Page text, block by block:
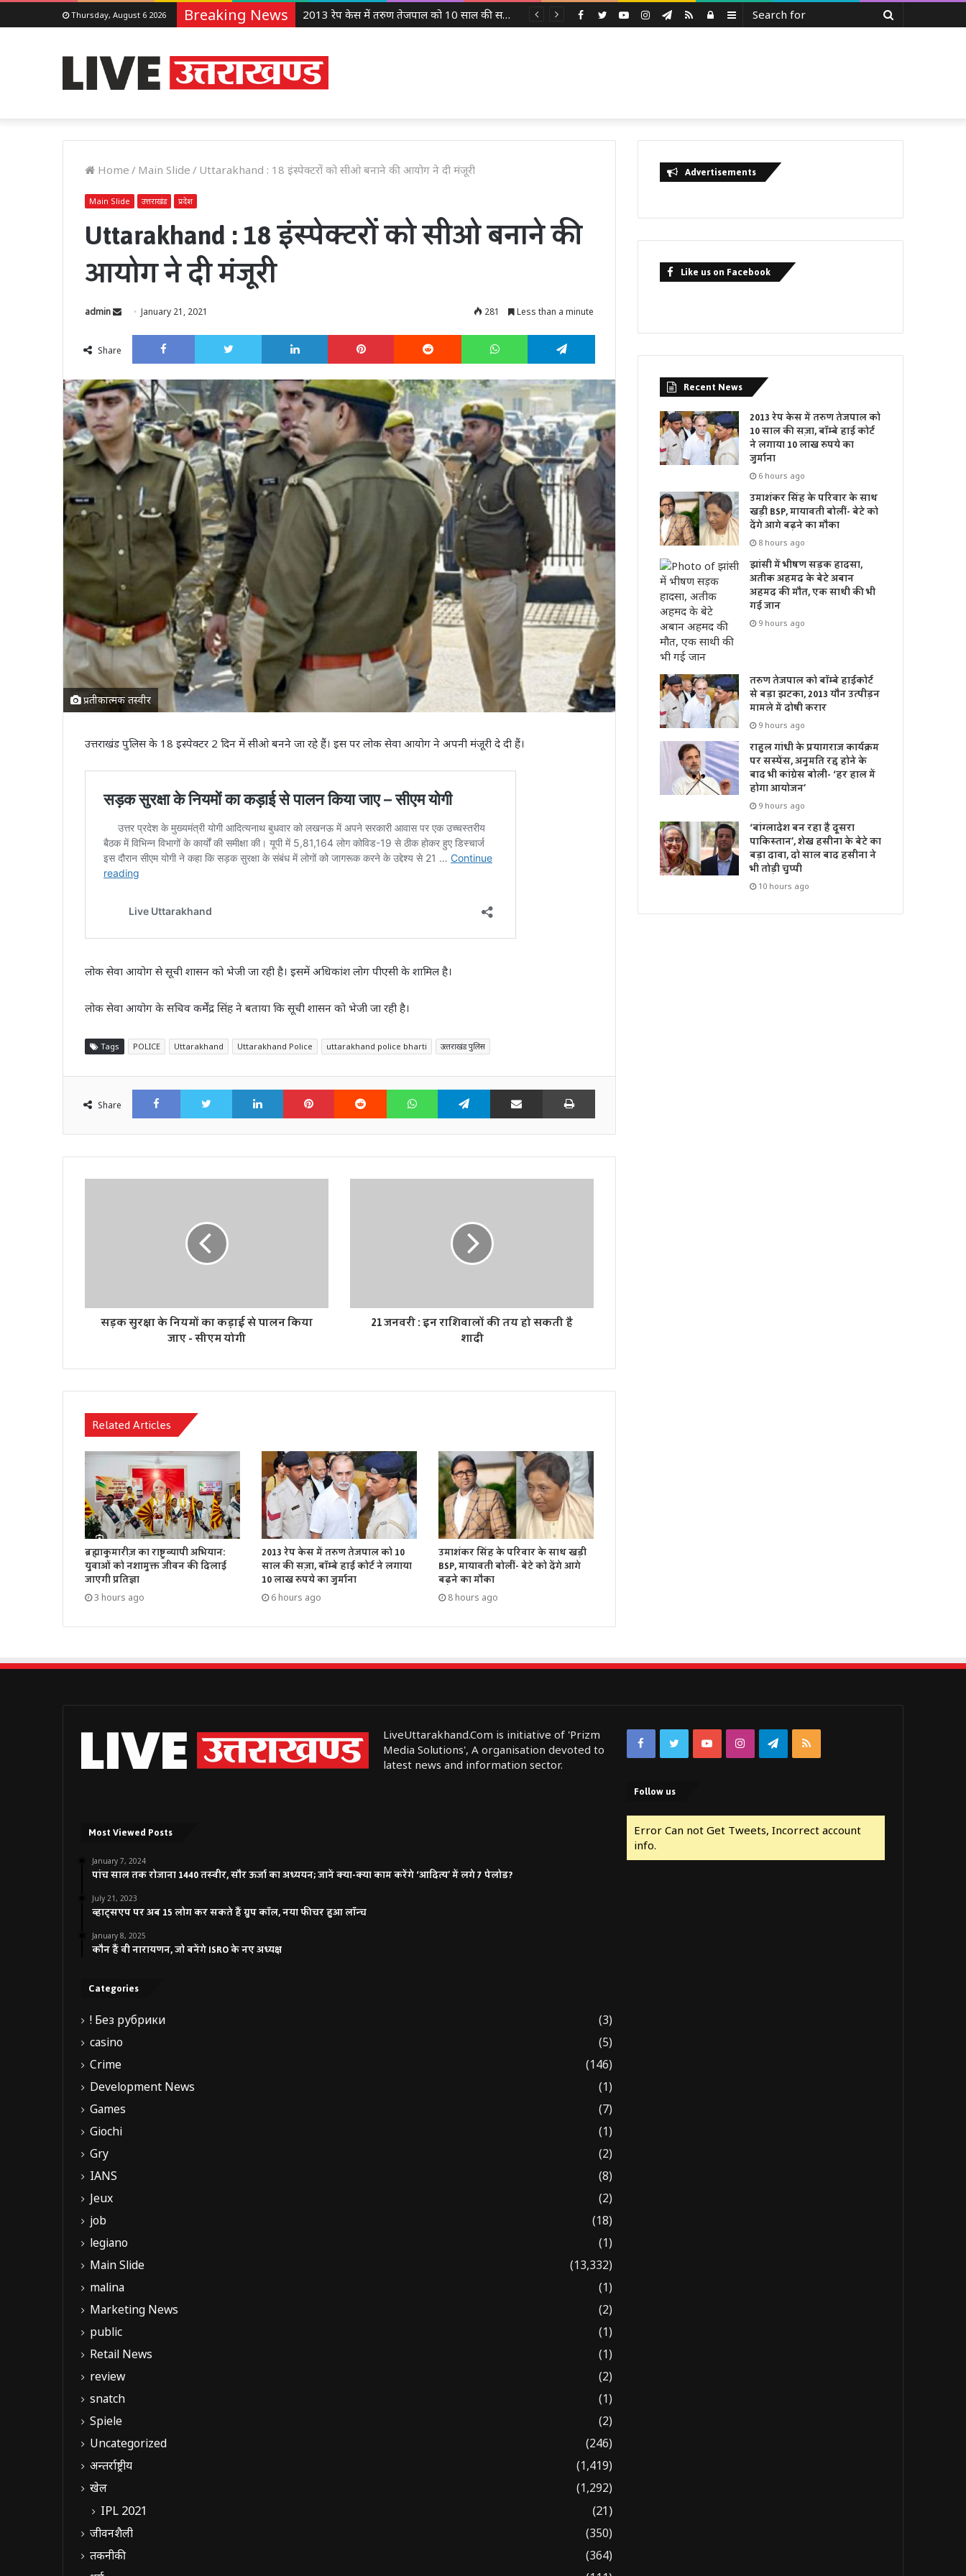
Thursday, August 6 2026 Breaking News Sidebar
Log
RSS
Telegram
Instagram
YouTube
Twitter
Facebook
Home / Main Slide / Uttarakhand : 18 इंस्पेक्टरों को सीओ बनाने की आयोग ने दी मंजूरी
Main Slide उत्तराखंड प्रदेश
Uttarakhand : 18 इंस्पेक्टरों को सीओ बनाने की
आयोग ने दी मंजूरी
admin
SendJanuary 21, 2021 281 Less than a minute
Share
Facebook Twitter LinkedIn Pinterest Reddit WhatsApp Telegram
प्रतीकात्मक तस्वीर
उत्तराखंड पुलिस के 18 इस्पेक्टर 2 दिन में सीओ बनने जा रहे हैं। इस पर लोक सेवा आयोग ने अपनी मंजूरी दे दी हैं।
लोक सेवा आयोग से सूची शासन को भेजी जा रही है। इसमें अधिकांश लोग पीएसी के शामिल है।
लोक सेवा आयोग के सचिव कर्मेंद्र सिंह ने बताया कि सूची शासन को भेजी जा रही है।
Tags POLICE Uttarakhand Uttarakhand Police uttarakhand police bharti उत्‍तराखंड पुलिस
Share
FacebookTwitter LinkedIn Pinterest Reddit WhatsAppTelegram Share via Email Print
सड़क सुरक्षा के नियमों का कड़ाई से पालन किया
जाए - सीएम योगी
21 जनवरी : इन राशिवालों की तय हो सकती है
शादी
Related Articles
ब्रह्माकुमारीज़ का राष्ट्रव्यापी अभियान:
युवाओं को नशामुक्त जीवन की दिलाई
जाएगी प्रतिज्ञा
3 hours ago
2013 रेप केस में तरुण तेजपाल को 10
साल की सज़ा, बॉम्बे हाई कोर्ट ने लगाया
10 लाख रुपये का जुर्माना
6 hours ago
उमाशंकर सिंह के परिवार के साथ खड़ी
BSP, मायावती बोलीं- बेटे को देंगे आगे
बढ़ने का मौका
8 hours ago
Advertisements
Like us on Facebook
Recent News
2013 रेप केस में तरुण तेजपाल को
10 साल की सज़ा, बॉम्बे हाई कोर्ट
ने लगाया 10 लाख रुपये का
जुर्माना
6 hours ago
उमाशंकर सिंह के परिवार के साथ
खड़ी BSP, मायावती बोलीं- बेटे को
देंगे आगे बढ़ने का मौका
8 hours ago
झांसी में भीषण सड़क हादसा,
अतीक अहमद के बेटे अबान
अहमद की मौत, एक साथी की भी
गई जान
9 hours ago
तरुण तेजपाल को बॉम्बे हाईकोर्ट
से बड़ा झटका, 2013 यौन उत्पीड़न
मामले में दोषी करार
9 hours ago
राहुल गांधी के प्रयागराज कार्यक्रम
पर सस्पेंस, अनुमति रद्द होने के
बाद भी कांग्रेस बोली- ‘हर हाल में
होगा आयोजन’
9 hours ago
‘बांग्लादेश बन रहा है दूसरा
पाकिस्तान’, शेख हसीना के बेटे का
बड़ा दावा, दो साल बाद हसीना ने
भी तोड़ी चुप्पी
10 hours ago
LiveUttarakhand.Com is initiative of 'Prizm
Media Solutions', A organisation devoted to
latest news and information sector.
Most Viewed Posts
January 7, 2024
पांच साल तक रोजाना 1440 तस्वीर, सौर ऊर्जा का अध्ययन; जानें क्या-क्या काम करेंगे ‘आदित्य’ में लगे 7 पेलोड?
July 21, 2023
व्हाट्सएप पर अब 15 लोग कर सकते हैं ग्रुप कॉल, नया फीचर हुआ लॉन्च
January 8, 2025
कौन हैं वी नारायणन, जो बनेंगे ISRO के नए अध्यक्ष
Categories
! Без рубрики
(3)
casino
(5)
Crime
(146)
Development News
(1)
Games
(7)
Giochi
(1)
Gry
(2)
IANS
(8)
Jeux
(2)
job
(18)
legiano
(1)
Main Slide
(13,332)
malina
(1)
Marketing News
(2)
public
(1)
Retail News
(1)
review
(2)
snatch
(1)
Spiele
(2)
Uncategorized
(246)
अन्तर्राष्ट्रीय
(1,419)
खेल
(1,292)
IPL 2021 (21)
जीवनशैली
(350)
तकनीकी
(364)
FacebookTwitterYouTubeInstagramTelegram
RSS
Follow us
Error Can not Get Tweets, Incorrect account
info.